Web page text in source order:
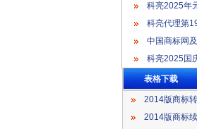
科亮2025年
中国商标网
科亮2025国
表格下载
2014版商标
2014版商标